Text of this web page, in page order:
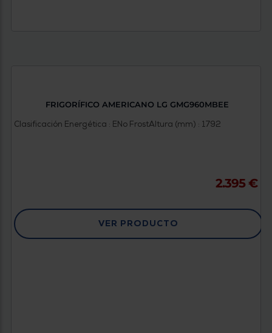
FRIGORÍFICO AMERICANO LG GMG960MBEE
Clasificación Energética : ENo FrostAltura (mm) : 1792
2.395 €
VER PRODUCTO